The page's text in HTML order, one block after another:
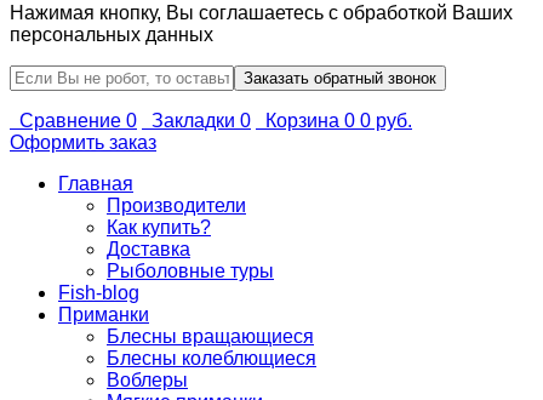
Нажимая кнопку, Вы соглашаетесь с обработкой Ваших
персональных данных
Сравнение 0 Закладки 0 Корзина 0 0 руб.
Оформить заказ
Главная
Производители
Как купить?
Доставка
Рыболовные туры
Fish-blog
Приманки
Блесны вращающиеся
Блесны колеблющиеся
Воблеры